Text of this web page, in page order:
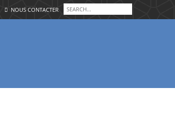
NOUS CONTACTER